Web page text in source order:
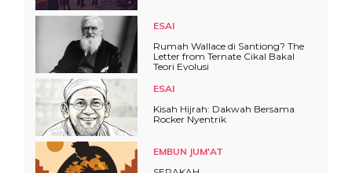
ESAI
Rumah Wallace di Santiong? The
Letter from Ternate Cikal Bakal
Teori Evolusi
ESAI
Kisah Hijrah: Dakwah Bersama
Rocker Nyentrik
EMBUN JUM'AT